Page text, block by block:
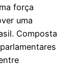
força
uma
Composta